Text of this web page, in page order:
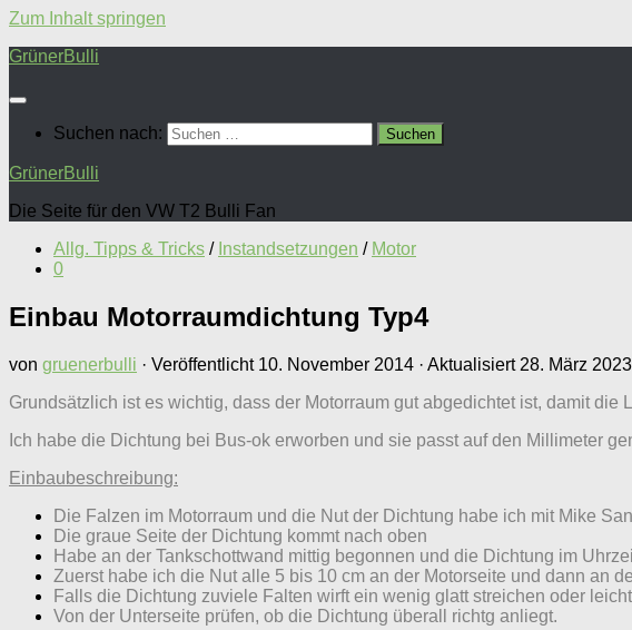
Zum Inhalt springen
GrünerBulli
Suchen nach:
GrünerBulli
Die Seite für den VW T2 Bulli Fan
Allg. Tipps & Tricks / Instandsetzungen / Motor
0
Einbau Motorraumdichtung Typ4
von gruenerbulli · Veröffentlicht 10. November 2014 · Aktualisiert 28. März 2023
Grundsätzlich ist es wichtig, dass der Motorraum gut abgedichtet ist, damit
Ich habe die Dichtung bei Bus-ok erworben und sie passt auf den Millimeter
Einbaubeschreibung:
Die Falzen im Motorraum und die Nut der Dichtung habe ich mit Mike
Die graue Seite der Dichtung kommt nach oben
Habe an der Tankschottwand mittig begonnen und die Dichtung im
Zuerst habe ich die Nut alle 5 bis 10 cm an der Motorseite und dann an
Falls die Dichtung zuviele Falten wirft ein wenig glatt streichen oder
Von der Unterseite prüfen, ob die Dichtung überall richtg anliegt.